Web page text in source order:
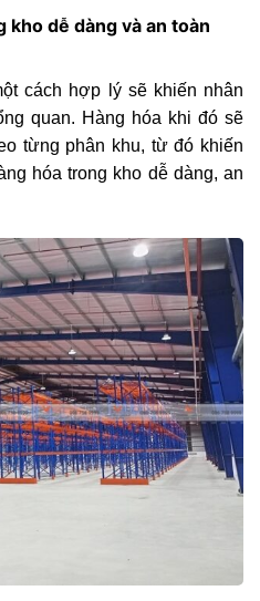
kho dễ dàng và an toàn
cách hợp lý sẽ khiến nhân
quan. Hàng hóa khi đó sẽ
từng phân khu, từ đó khiến
hóa trong kho dễ dàng, an